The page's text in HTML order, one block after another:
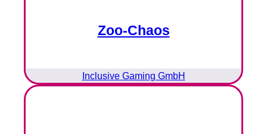
Zoo-Chaos
Inclusive Gaming GmbH